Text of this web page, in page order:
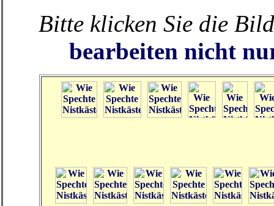
Bitte klicken Sie die
bearbeiten nicht